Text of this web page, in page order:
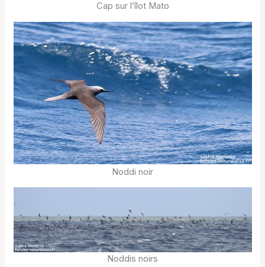
Cap sur l’îlot Mato
Noddi noir
Noddis noirs